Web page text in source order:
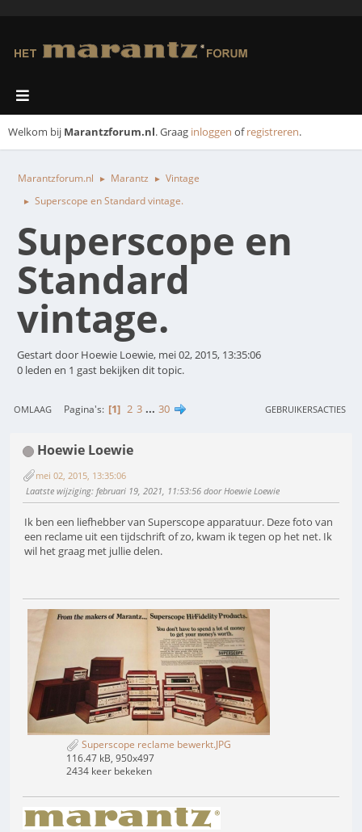
Welkom bij Marantzforum.nl. Graag inloggen ofregistreren.
Marantzforum.nl ► Marantz ► Vintage
► Superscope en Standard vintage.
Superscope en
Standard
vintage.
Gestart door Hoewie Loewie, mei 02, 2015, 13:35:06
0 leden en 1 gast bekijken dit topic.
OMLAAG Pagina's 1 2 3 ... 30 GEBRUIKERSACTIES
Hoewie Loewie
mei 02, 2015, 13:35:06
Laatste wijziging: februari 19, 2021, 11:53:56 door Hoewie Loewie
Ik ben een liefhebber van Superscope apparatuur. Deze foto van
een reclame uit een tijdschrift of zo, kwam ik tegen op het net. Ik
wil het graag met jullie delen.
Superscope reclame bewerkt.JPG
116.47 kB, 950x497
2434 keer bekeken